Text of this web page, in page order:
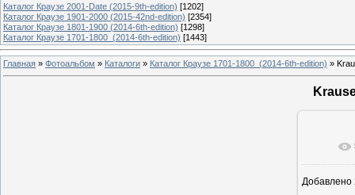
Каталог Краузе 2001-Date (2015-9th-edition) [1202]
Каталог Краузе 1901-2000 (2015-42nd-edition) [2354]
Каталог Краузе 1801-1900 (2014-6th-edition) [1298]
Каталог Краузе 1701-1800_(2014-6th-edition) [1443]
Главная » Фотоальбом » Каталоги » Каталог Краузе 1701-1800_(2014-6th-edition) »
Добавлено